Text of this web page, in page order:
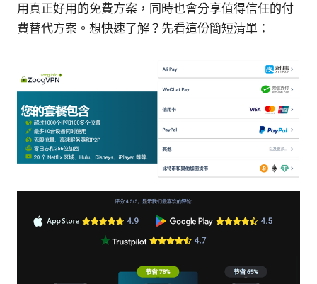
用真正好用的免費方案，同時也會分享值得信任的付
費替代方案。想快速了解？先看這份簡短清單：